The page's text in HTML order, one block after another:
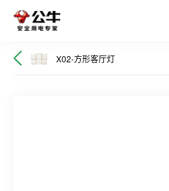
X02-方形客厅灯